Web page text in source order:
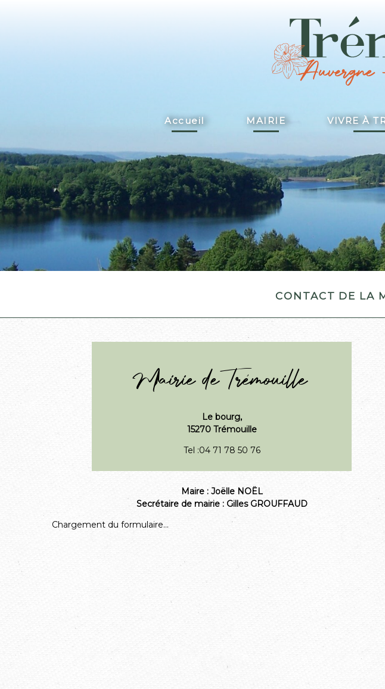
Accueil MAIRIE VIVRE À
Contact de la
Mairie de Trémouille
Le bourg,
15270 Trémouille
Tel :04 71 78 50 76
Maire : Joëlle NOËL
Secrétaire de mairie : Gilles GROUFFAUD
Chargement du formulaire...